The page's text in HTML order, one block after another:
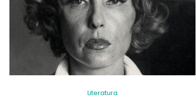
Literatura